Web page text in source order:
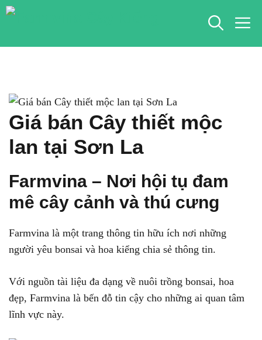
Chuyển
Giá bán Cây thiết mộc
lan tại Sơn La
Farmvina – Nơi hội tụ đam
mê cây cảnh và thú cưng
Farmvina là một trang thông tin hữu ích nơi những
người yêu bonsai và hoa kiểng chia sẻ thông tin.
Với nguồn tài liệu đa dạng về nuôi trồng bonsai, hoa
đẹp, Farmvina là bến đỗ tin cậy cho những ai quan tâm
lĩnh vực này.